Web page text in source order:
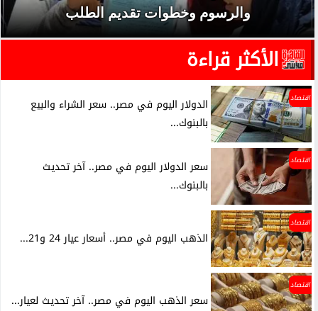
والرسوم وخطوات تقديم الطلب
الأكثر قراءة
اقتصاد
الدولار اليوم في مصر.. سعر الشراء والبيع
بالبنوك...
اقتصاد
سعر الدولار اليوم في مصر.. آخر تحديث
بالبنوك...
اقتصاد
الذهب اليوم في مصر.. أسعار عيار 24 و21...
اقتصاد
سعر الذهب اليوم في مصر.. آخر تحديث لعيار...